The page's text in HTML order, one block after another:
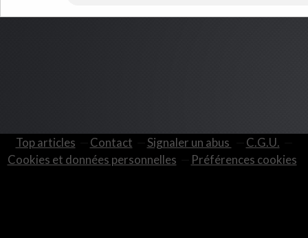
Top articles Contact Signaler un abus
C.G.U.
Cookies et données personnelles
Préférences cookies